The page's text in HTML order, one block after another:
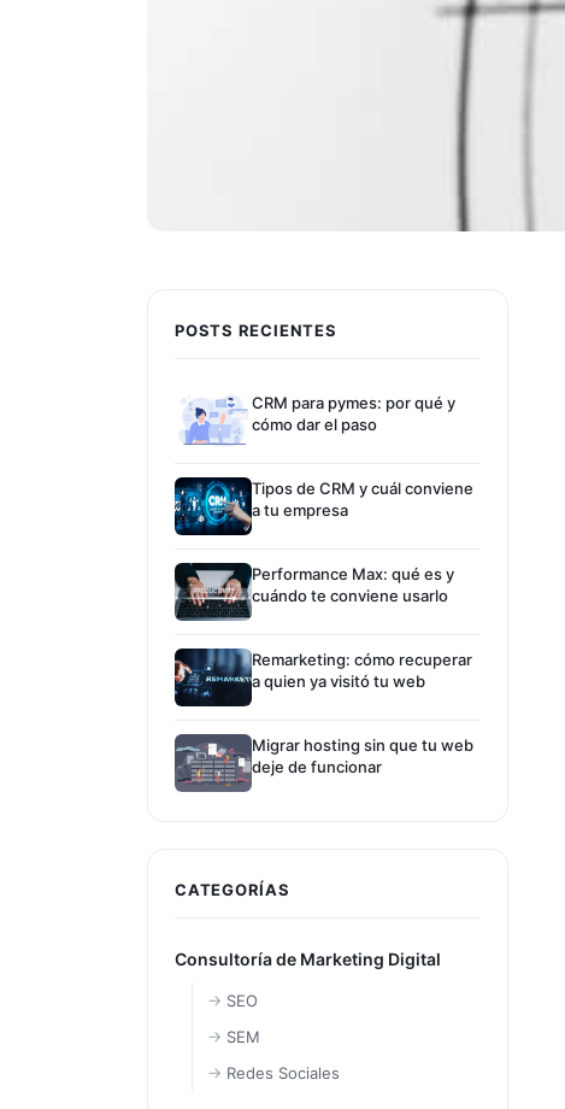
POSTS RECIENTES
CRM para pymes: por qué y
cómo dar el paso
Tipos de CRM y cuál conviene
a tu empresa
Performance Max: qué es y
cuándo te conviene usarlo
Remarketing: cómo recuperar
a quien ya visitó tu web
Migrar hosting sin que tu web
deje de funcionar
CATEGORÍAS
Consultoría de Marketing Digital
SEO
SEM
Redes Sociales